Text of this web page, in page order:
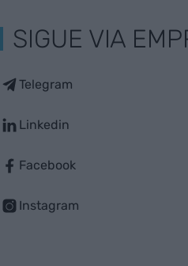
SIGUE VIA
Telegram
Linkedin
Facebook
Instagram